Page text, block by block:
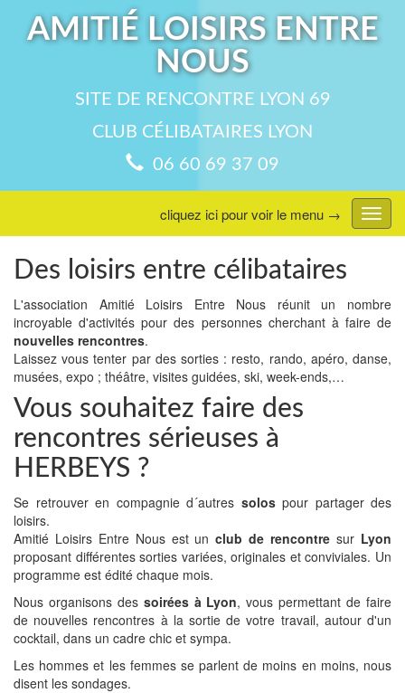
AMITIÉ LOISIRS ENTRE
NOUS
SITE DE RENCONTRE LYON 69
CLUB CÉLIBATAIRES LYON
06 60 69 37 09
menu
cliquez ici pour voir le menu →
Des loisirs entre célibataires
L'association Amitié Loisirs Entre Nous réunit un nombre
incroyable d'activités pour des personnes cherchant à faire de
nouvelles rencontres.
Laissez vous tenter par des sorties : resto, rando, apéro, danse,
musées, expo ; théâtre, visites guidées, ski, week-ends,…
Vous souhaitez faire des
rencontres sérieuses à
HERBEYS ?
Se retrouver en compagnie d´autres solospour partager des
loisirs.
Amitié Loisirs Entre Nous est unclub de rencontre sur Lyon
proposant différentes sorties variées, originales et conviviales. Un
programme est édité chaque mois.
Nous organisons des soirées à Lyon, vous permettant de faire
de nouvelles rencontres à la sortie de votre travail, autour d'un
cocktail, dans un cadre chic et sympa.
Les hommes et les femmes se parlent de moins en moins, nous
disent les sondages.